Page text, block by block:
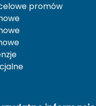
promów